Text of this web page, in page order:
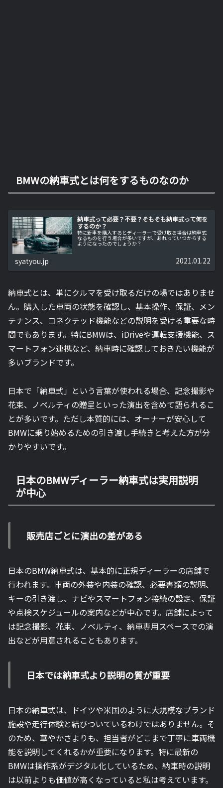
BMWの納車式とは何をするものなのか
納車式って必要？不要？そもそも納車式って何を
するのか？
特に新車を購入するとディーラーで受け取る場合は納車式
なるものを行う場合が多いですが、あれっていつからする
ようになったのでしょうか？
syatyou.jp 2021.01.22
納車式とは、単にクルマを受け取るだけの場ではありませ
ん。購入した車両の状態を確認し、基本操作、保証、メン
テナンス、コネクテッド機能などの説明を受ける重要な時
間でもあります。特にBMWは、iDriveや運転支援機能、ス
マートフォン連携など、納車時に確認しておきたい機能が
多いブランドです。
日本で「納車式」という言葉が使われる場合、記念撮影や
花束、ノベルティの贈呈といった演出を含めて語られるこ
とが多いです。ただし本質的には、オーナーが安心して
BMWに乗り始めるための引き渡し手続きと考えた方が分
かりやすいです。
日本のBMWディーラー納車式は実用説明
が中心
販売店ごとに演出の差がある
日本のBMW納車式は、基本的に正規ディーラーの店舗で
行われます。車両の外装や内装の確認、必要書類の説明、
キーの引き渡し、ナビやスマートフォン接続の設定、保証
や点検スケジュールの案内などが中心です。店舗によって
は記念撮影、花束、ノベルティ、納車専用スペースでの演
出などが用意されることもあります。
日本では納車式より説明の質が重要
日本の納車式は、ドイツや米国のように大規模なブランド
施設や走行体験と結びついているわけではありません。そ
のため、華やかさよりも、担当者がどこまで丁寧に車両機
能を説明してくれるかが重要になります。特に最新の
BMWは操作系がデジタル化しているため、納車時の説明
は以前よりも価値が高くなっていると私は考えています。